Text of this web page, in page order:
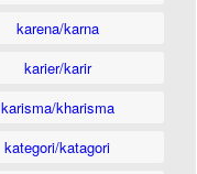
karena/karna
karier/karir
karisma/kharisma
kategori/katagori